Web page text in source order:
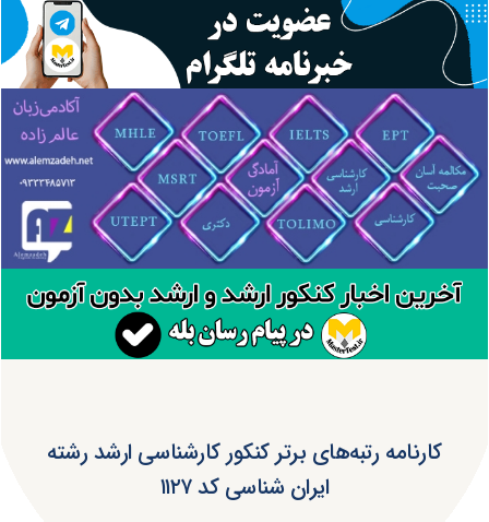
کارنامه رتبه‌های برتر کنکور کارشناسی ارشد رشته
ایران شناسی کد ۱۱۲۷